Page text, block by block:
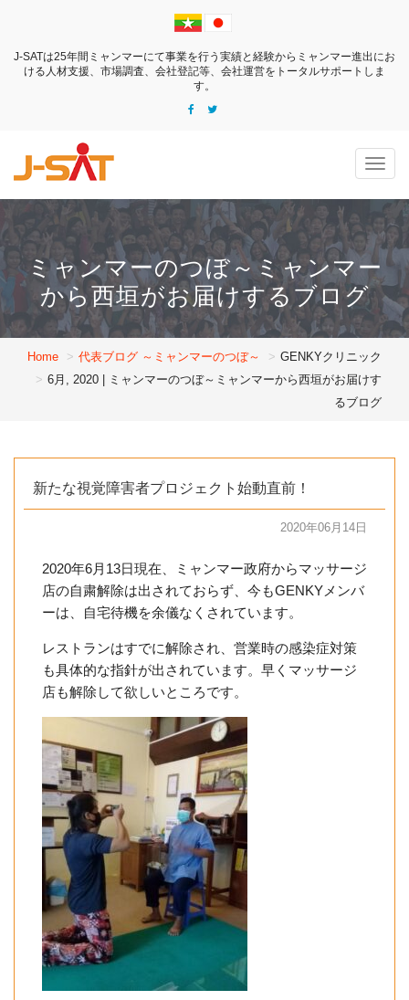
J-SATは25年間ミャンマーにて事業を行う実績と経験からミャンマー進出にお
ける 人材支援、市場調査、会社登記等、会社運営をトータルサポートしま
す。
ミャンマーのつぼ～ミャンマー
から西垣がお届けするブログ
Home 代表ブログ ～ミャンマーのつぼ～
GENKYクリニック
6月, 2020 | ミャンマーのつぼ～ミャンマーから西垣がお届けす
るブログ
新たな視覚障害者プロジェクト始動直前！
2020年06月14日
2020年6月13日現在、ミャンマー政府からマッサージ
店の自粛解除は出されておらず、今もGENKYメンバ
ーは、自宅待機を余儀なくされています。
レストランはすでに解除され、営業時の感染症対策
も具体的な指針が出されています。早くマッサージ
店も解除して欲しいところです。